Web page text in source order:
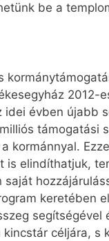
be a
2012-
idei évben újabb
támogatási
kormánnyal.
is elindíthatjuk,
keretében
segítségével
kincstár céljára, s